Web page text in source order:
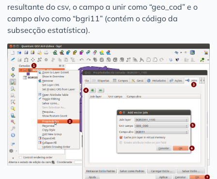
resultante do csv, o campo a unir como “geo_cod” e o
campo alvo como “bgri11” (contém o código da
subsecção estatística).